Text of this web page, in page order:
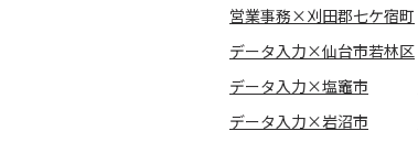
営業事務×刈田郡七ケ宿町
データ入力×仙台市若林区
データ入力×塩竈市
データ入力×岩沼市